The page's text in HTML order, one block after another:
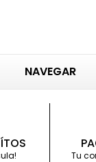
NAVEGAR
Tu